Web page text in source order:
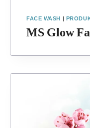
FACE WASH
MS Glow